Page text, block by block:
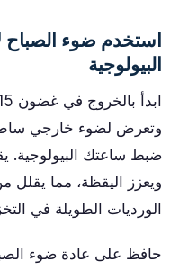
استخدم ضوء
البيولوجية
ضبط ساعتك البيولوجية.
ويعزز اليقظة، مما يقلل
الورديات الطويلة في
حافظ على عادة ضوء